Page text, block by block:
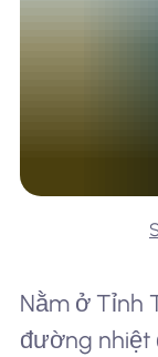
Nằm ở Tỉnh
đường nhiệt